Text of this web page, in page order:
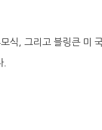
식, 그리고 블링큰 미
.